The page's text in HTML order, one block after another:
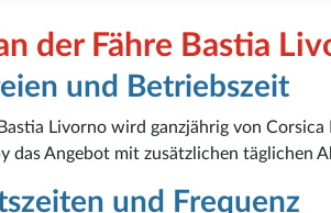
der Fähre Bastia
und Betriebszeit
Livorno wird ganzjährig von
das Angebot mit zusätzlichen täglichen
und Frequenz